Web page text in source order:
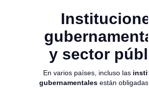
y sector
En varios países, incluso las
gubernamentales están obligadas